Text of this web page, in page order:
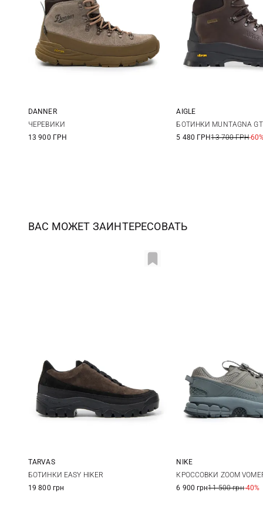
8,5 US
DANNER
ЧЕРЕВИКИ
13 900 ГРН
40 41
AIGLE
БОТИНКИ MUNTAGNA
5 480 ГРН13 700 ГРН-
ВАС МОЖЕТ ЗАИНТЕРЕСОВАТЬ
41 42
TARVAS
БОТИНКИ EASY HIKER
19 800 грн
8,5 US 9 US
NIKE
КРОССОВКИ ZOOM
6 900 грн11 500 грн-40%